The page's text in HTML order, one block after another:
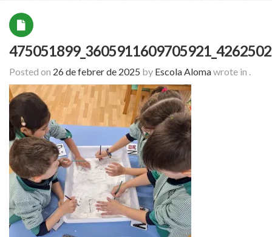
Posted on 26 de febrer de 2025 by Escola Alomawrote in .